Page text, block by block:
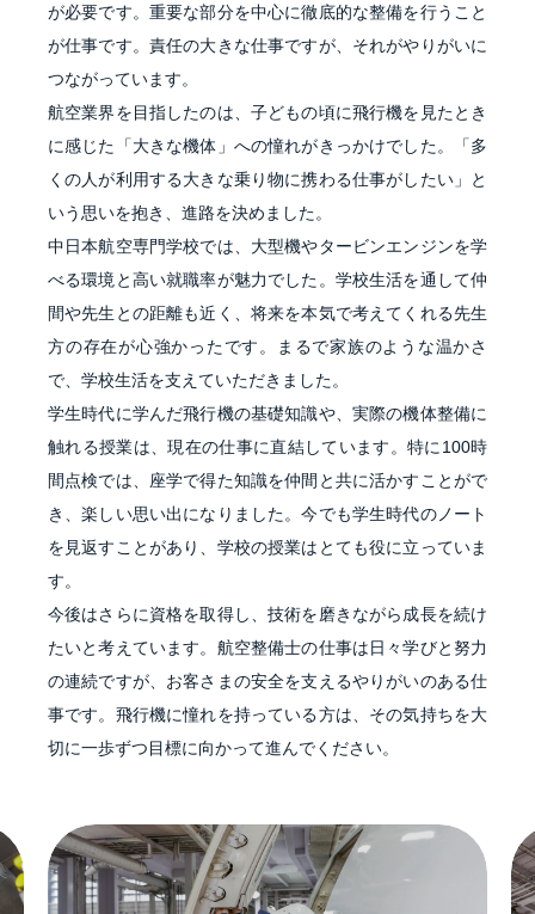
が必要です。重要な部分を中心に徹底的な整備を行うこと
が仕事です。責任の大きな仕事ですが、それがやりがいに
つながっています。
航空業界を目指したのは、子どもの頃に飛行機を見たとき
に感じた「大きな機体」への憧れがきっかけでした。「多
くの人が利用する大きな乗り物に携わる仕事がしたい」と
いう思いを抱き、進路を決めました。
中日本航空専門学校では、大型機やタービンエンジンを学
べる環境と高い就職率が魅力でした。学校生活を通して仲
間や先生との距離も近く、将来を本気で考えてくれる先生
方の存在が心強かったです。まるで家族のような温かさ
で、学校生活を支えていただきました。
学生時代に学んだ飛行機の基礎知識や、実際の機体整備に
触れる授業は、現在の仕事に直結しています。特に100時
間点検では、座学で得た知識を仲間と共に活かすことがで
き、楽しい思い出になりました。今でも学生時代のノート
を見返すことがあり、学校の授業はとても役に立っていま
す。
今後はさらに資格を取得し、技術を磨きながら成長を続け
たいと考えています。航空整備士の仕事は日々学びと努力
の連続ですが、お客さまの安全を支えるやりがいのある仕
事です。飛行機に憧れを持っている方は、その気持ちを大
切に一歩ずつ目標に向かって進んでください。